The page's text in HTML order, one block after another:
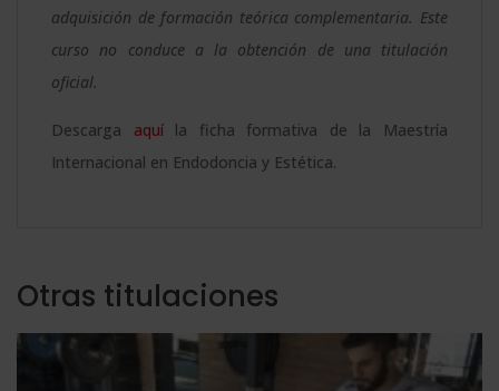
adquisición de formación teórica complementaria. Este
curso no conduce a la obtención de una titulación
oficial.
Descarga aquíla ficha formativa de la Maestría
Internacional en Endodoncia y Estética.
Otras titulaciones